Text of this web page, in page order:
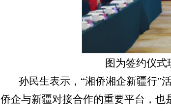
图为签约仪
孙民生表示， “湘侨湘企新疆行”
侨企与新疆对接合作的重要平台，